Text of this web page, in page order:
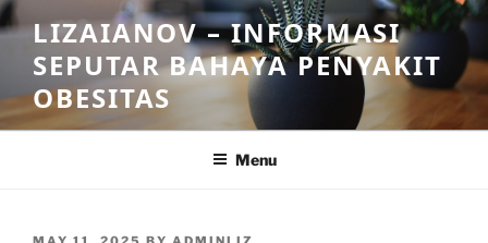
Skip
to
content
LIZAIANOV – INFORMASI
SEPUTAR BAHAYA PENYAKIT
OBESITAS
Menu
POSTED